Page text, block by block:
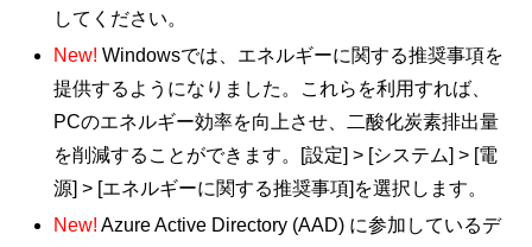
してください。
New! Windowsでは、エネルギーに関する推奨事項を
提供するようになりました。これらを利用すれば、
PCのエネルギー効率を向上させ、二酸化炭素排出量
を削減することができます。[設定] > [システム] > [電
源] > [エネルギーに関する推奨事項]を選択します。
New! Azure Active Directory (AAD) に参加しているデ